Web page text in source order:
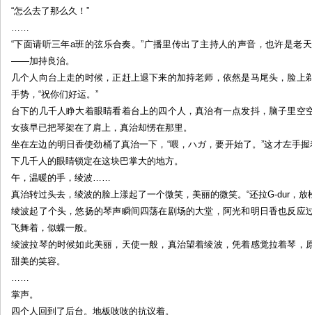
“怎么去了那么久！”
……
“下面请听三年a班的弦乐合奏。”广播里传出了主持人的声音，也许是老
——加持良治。
几个人向台上走的时候，正赶上退下来的加持老师，依然是马尾头，脸
手势，“祝你们好运。”
台下的几千人睁大着眼睛看着台上的四个人，真治有一点发抖，脑子里空
女孩早已把琴架在了肩上，真治却愣在那里。
坐在左边的明日香使劲桶了真治一下，“喂，ハガ，要开始了。”这才左手
下几千人的眼睛锁定在这块巴掌大的地方。
午，温暖的手，绫波……
真治转过头去，绫波的脸上漾起了一个微笑，美丽的微笑。“还拉G-dur，放
绫波起了个头，悠扬的琴声瞬间四荡在剧场的大堂，阿光和明日香也反应
飞舞着，似蝶一般。
绫波拉琴的时候如此美丽，天使一般，真治望着绫波，凭着感觉拉着琴，
甜美的笑容。
……
掌声。
四个人回到了后台。地板吱吱的抗议着。